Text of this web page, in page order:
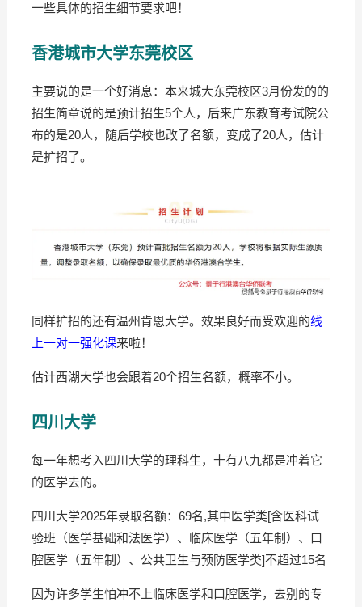
一些具体的招生细节要求吧！
香港城市大学东莞校区
主要说的是一个好消息：本来城大东莞校区3月份发的的
招生简章说的是预计招生5个人，后来广东教育考试院公
布的是20人，随后学校也改了名额，变成了20人，估计
是扩招了。
同样扩招的还有温州肯恩大学。效果良好而受欢迎的线
上一对一强化课来啦！
估计西湖大学也会跟着20个招生名额，概率不小。
四川大学
每一年想考入四川大学的理科生，十有八九都是冲着它
的医学去的。
四川大学2025年录取名额：69名,其中医学类[含医科试
验班（医学基础和法医学）、临床医学（五年制）、口
腔医学（五年制）、公共卫生与预防医学类]不超过15名
因为许多学生怕冲不上临床医学和口腔医学，去别的专